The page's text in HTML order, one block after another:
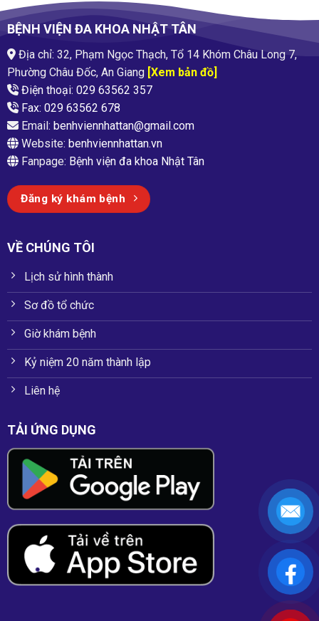
BỆNH VIỆN ĐA KHOA NHẬT TÂN
Địa chỉ: 32, Phạm Ngọc Thạch, Tổ 14 Khóm Châu Long 7,
Phường Châu Đốc, An Giang[Xem bản đồ]
Điện thoại: 029 63562 357
Fax: 029 63562 678
Email: benhviennhattan@gmail.com
Website: benhviennhattan.vn
Fanpage: Bệnh viện đa khoa Nhật Tân
Đăng ký khám bệnh
VỀ CHÚNG TÔI
Lịch sử hình thành
Sơ đồ tổ chức
Giờ khám bệnh
Kỷ niệm 20 năm thành lập
Liên hệ
TẢI ỨNG DỤNG